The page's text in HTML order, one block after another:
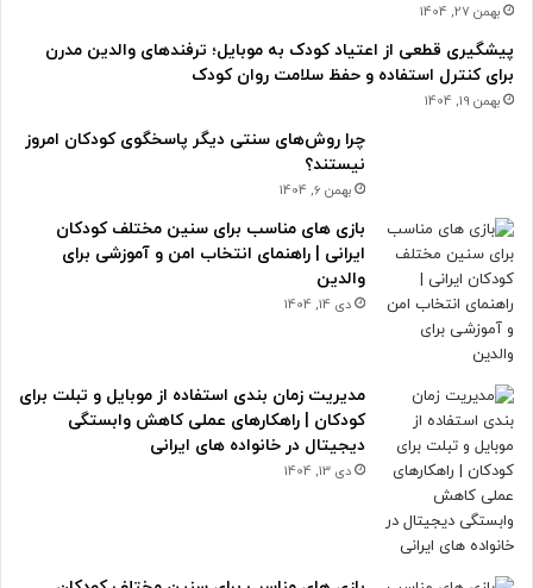
بهمن 27, 1404
پیشگیری قطعی از اعتیاد کودک به موبایل؛ ترفندهای والدین مدرن
برای کنترل استفاده و حفظ سلامت روان کودک
بهمن 19, 1404
چرا روش‌های سنتی دیگر پاسخگوی کودکان امروز
نیستند؟
بهمن 6, 1404
بازی های مناسب برای سنین مختلف کودکان
ایرانی | راهنمای انتخاب امن و آموزشی برای
والدین
دی 14, 1404
مدیریت زمان بندی استفاده از موبایل و تبلت برای
کودکان | راهکارهای عملی کاهش وابستگی
دیجیتال در خانواده های ایرانی
دی 13, 1404